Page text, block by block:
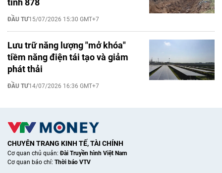
tỉnh 878
ĐẦU TƯ15/07/2026 15:30 GMT+7
Lưu trữ năng lượng "mở khóa"
tiềm năng điện tái tạo và giảm
phát thải
ĐẦU TƯ14/07/2026 16:36 GMT+7
CHUYÊN TRANG KINH TẾ, TÀI CHÍNH
Cơ quan chủ quản:Đài Truyền hình Việt Nam
Cơ quan báo chí: Thời báo VTV